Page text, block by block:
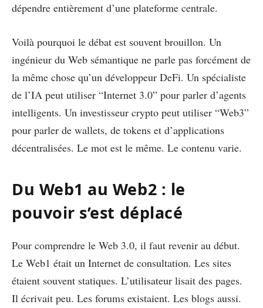
dépendre entièrement d’une plateforme centrale.
Voilà pourquoi le débat est souvent brouillon. Un
ingénieur du Web sémantique ne parle pas forcément de
la même chose qu’un développeur DeFi. Un spécialiste
de l’IA peut utiliser “Internet 3.0” pour parler d’agents
intelligents. Un investisseur crypto peut utiliser “Web3”
pour parler de wallets, de tokens et d’applications
décentralisées. Le mot est le même. Le contenu varie.
Du Web1 au Web2 : le
pouvoir s’est déplacé
Pour comprendre le Web 3.0, il faut revenir au début.
Le Web1 était un Internet de consultation. Les sites
étaient souvent statiques. L’utilisateur lisait des pages.
Il écrivait peu. Les forums existaient. Les blogs aussi.